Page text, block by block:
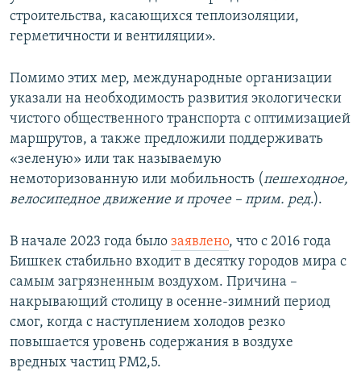
строительства, касающихся теплоизоляции,
герметичности и вентиляции».
Помимо этих мер, международные организации
указали на необходимость развития экологически
чистого общественного транспорта с оптимизацией
маршрутов, а также предложили поддерживать
«зеленую» или так называемую
немоторизованную или мобильность (пешеходное,
велосипедное движение и прочее – прим. ред.).
В начале 2023 года было заявлено, что с 2016 года
Бишкек стабильно входит в десятку городов мира с
самым загрязненным воздухом. Причина –
накрывающий столицу в осенне-зимний период
смог, когда с наступлением холодов резко
повышается уровень содержания в воздухе
вредных частиц РМ2,5.